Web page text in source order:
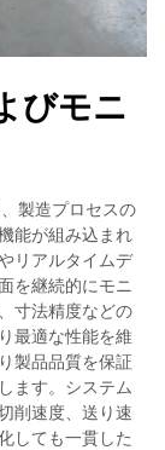
びモニ
製造プロセスの
能が組み込まれ
リアルタイムデ
を継続的にモニ
寸法精度などの
最適な性能を維
製品品質を保証
ます。システム
削速度、送り速
しても一貫した